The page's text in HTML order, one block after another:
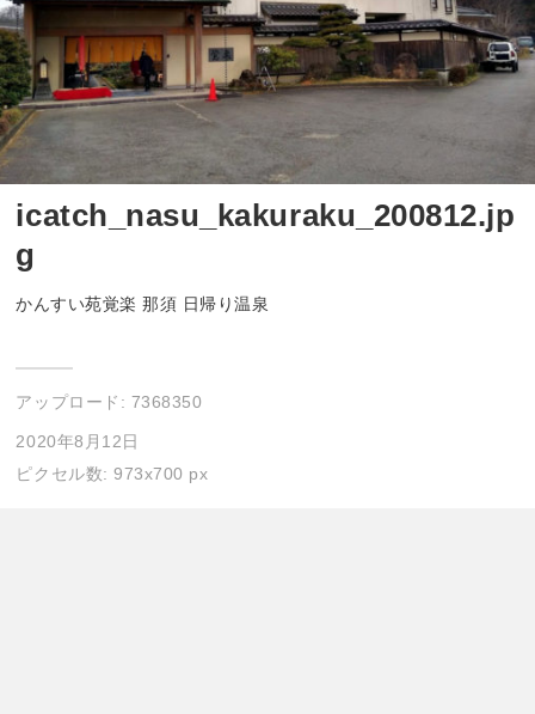
icatch_nasu_kakuraku_200812.jp
g
かんすい苑覚楽 那須 日帰り温泉
アップロード: 7368350
2020年8月12日
ピクセル数: 973x700 px